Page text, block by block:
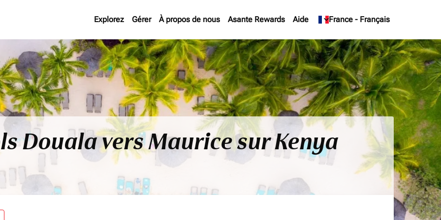
Explorez Gérer À propos de nous Asante Rewards Aide France - Français
keyboard_arrow_down
Douala vers Maurice sur Kenya